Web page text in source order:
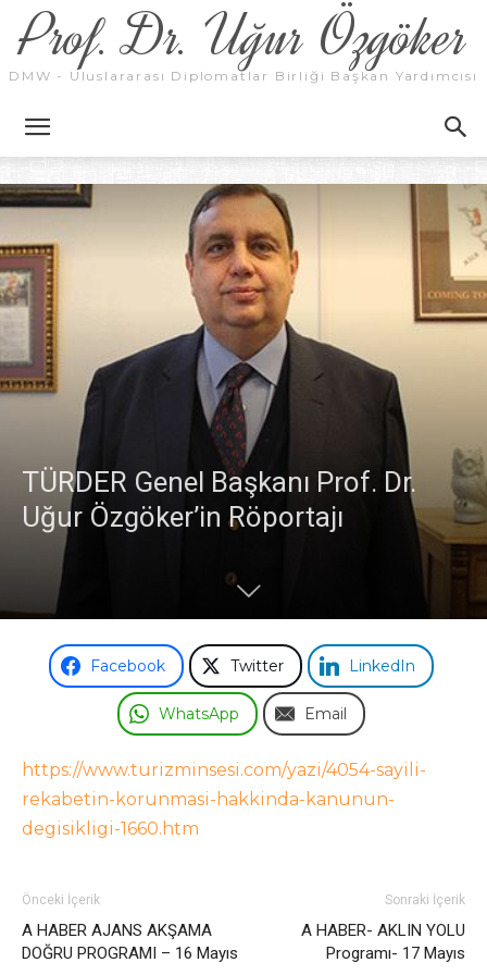
Prof. Dr. Uğur Özgöker
DMW - Uluslararası Diplomatlar Birliği Başkan Yardımcısı
TÜRDER Genel Başkanı Prof. Dr.
Uğur Özgöker’in Röportajı
Facebook Twitter LinkedIn
WhatsApp Email
https://www.turizminsesi.com/yazi/4054-sayili-
rekabetin-korunmasi-hakkinda-kanunun-
degisikligi-1660.htm
Önceki İçerik
A HABER AJANS AKŞAMA
DOĞRU PROGRAMI – 16 Mayıs
Sonraki İçerik
A HABER- AKLIN YOLU
Programı- 17 Mayıs